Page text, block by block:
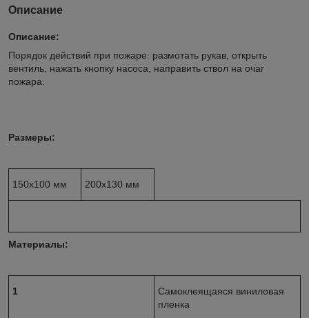
Описание
Описание:
Порядок действий при пожаре: размотать рукав, открыть
вентиль, нажать кнопку насоса, направить ствол на очаг
пожара.
Размеры:
150х100 мм 200х130 мм
Материалы:
1
Самоклеящаяся виниловая
пленка